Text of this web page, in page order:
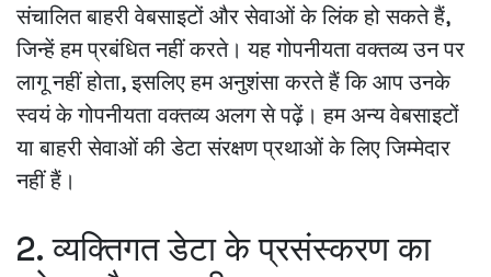
संचालित बाहरी वेबसाइटों और सेवाओं के लिंक हो सकते हैं,
जिन्हें हम प्रबंधित नहीं करते। यह गोपनीयता वक्तव्य उन पर
लागू नहीं होता, इसलिए हम अनुशंसा करते हैं कि आप उनके
स्वयं के गोपनीयता वक्तव्य अलग से पढ़ें। हम अन्य वेबसाइटों
या बाहरी सेवाओं की डेटा संरक्षण प्रथाओं के लिए जिम्मेदार
नहीं हैं।
2. व्यक्तिगत डेटा के प्रसंस्करण का